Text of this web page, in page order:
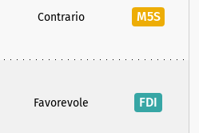
Contrario M5S
Favorevole FDI